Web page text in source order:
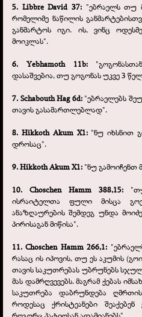
5. Libbre David 37: "ებრაელს თუ
რომელიმე ნაწილის
განმარტოს იგი. ის, ვინც
მოიკლას".
6. Yebhamoth 11b:
დასაშვებია, თუ გოგონას უკვე 3
7. Schabouth Hag 6d: "ებრაელებს
თავის გასამართლებლად".
8. Hikkoth Akum X1: "ნუ იხსნით
დროსაც".
9. Hikkoth Akum X1: "ნუ გამოიჩენთ
10. Choschen Hamm 388,15:
ისრაიტელთა ფული მისცა
ანაზღაურების შემდეგ უნდა
პირისაგან მიწისა".
11. Choschen Hamm 266,1:
რასაც ის იპოვის, თუ ეს აკუმის
თავის საკუთრებას უბრუნებს
მას დამრღვევებს. მაგრამ ქებას
საკუთრება დაბრუნდება
როდესაც ქრისტეანები